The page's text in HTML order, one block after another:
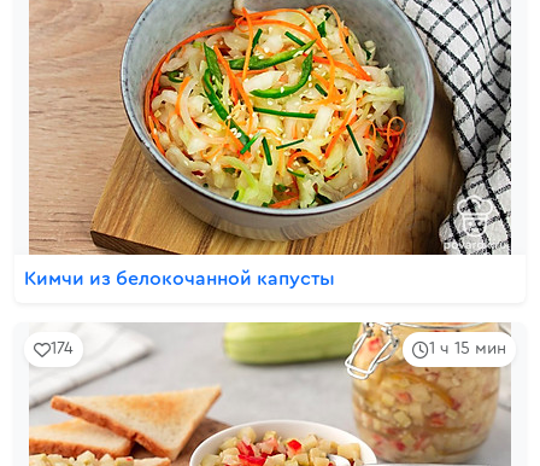
Кимчи из белокочанной капусты
1 ч 15 мин
174